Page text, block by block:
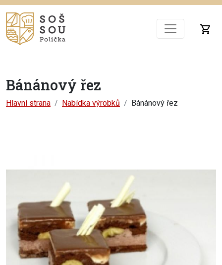
Bánánový řez
Hlavní strana Nabídka výrobků Bánánový řez